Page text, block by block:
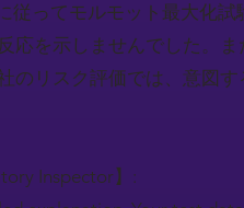
従ってモルモット最大化
応を示しませんでした。
のリスク評価では、意図
Inspector】: